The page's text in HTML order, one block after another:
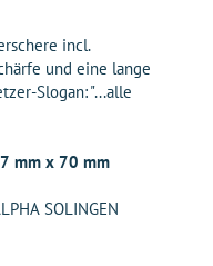
incl.
und eine lange
Slogan: "...alle
mm x 70 mm
SOLINGEN